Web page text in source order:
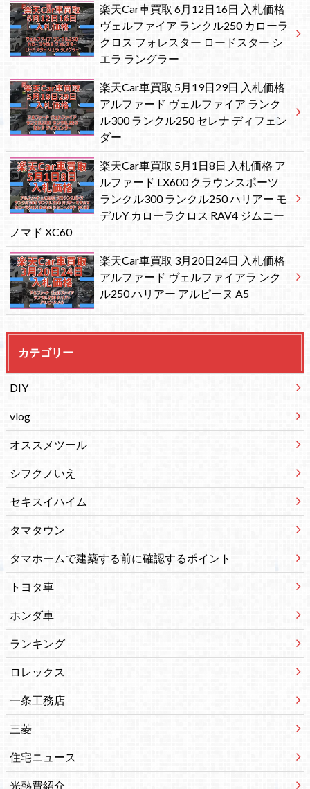
楽天Car車買取 6月12日16日 入札価格
ヴェルファイア ランクル250 カローラ
クロス フォレスター ロードスター シ
エラ ラングラー
楽天Car車買取 5月19日29日 入札価格
アルファード ヴェルファイア ランク
ル300 ランクル250 セレナ ディフェン
ダー
楽天Car車買取 5月1日8日 入札価格 ア
ルファード LX600 クラウンスポーツ
ランクル300 ランクル250 ハリアー モ
デルY カローラクロス RAV4 ジムニー
ノマド XC60
楽天Car車買取 3月20日24日 入札価格
アルファード ヴェルファイアラ ンク
ル250 ハリアー アルピーヌ A5
カテゴリー
DIY
vlog
オススメツール
シフクノいえ
セキスイハイム
タマタウン
タマホームで建築する前に確認するポイント
トヨタ車
ホンダ車
ランキング
ロレックス
一条工務店
三菱
住宅ニュース
光熱費紹介